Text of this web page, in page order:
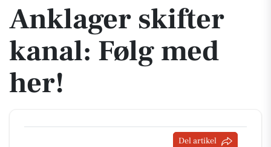
Anklager skifter
kanal: Følg med
her!
Del artikel